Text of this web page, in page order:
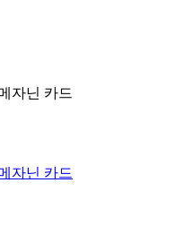
자닌 카드
자닌 카드